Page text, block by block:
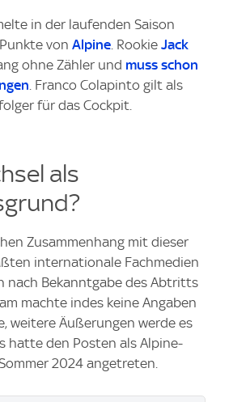
in der laufenden Saison
von Alpine. Rookie Jack
ohne Zähler und muss schon
. Franco Colapinto gilt als
für das Cockpit.
als
Zusammenhang mit dieser
internationale Fachmedien
nach Bekanntgabe des Abtritts
machte indes keine Angaben
weitere Äußerungen werde es
hatte den Posten als Alpine-
2024 angetreten.